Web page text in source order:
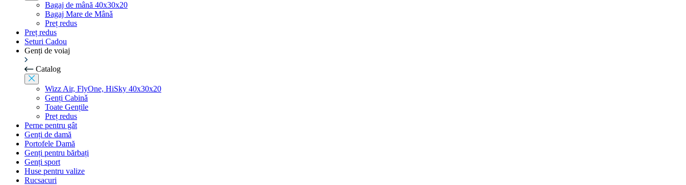
Bagaj de mână 40x30x20
Bagaj Mare de Mânǎ
Preț redus
Preț redus
Seturi Cadou
Genți de voiaj
Catalog
Wizz Air, FlyOne, HiSky 40x30x20
Genți Cabinǎ
Toate Gențile
Preț redus
Perne pentru gât
Genți de damă
Portofele Damă
Genți pentru bărbați
Genți sport
Huse pentru valize
Rucsacuri